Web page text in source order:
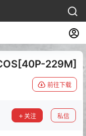
229M]
前往下载
关注 私信